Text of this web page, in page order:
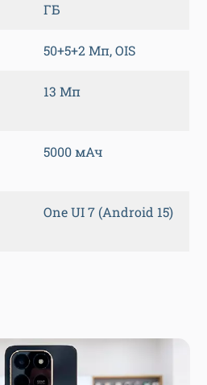
ГБ
50+5+2 Мп, OIS
13 Мп
5000 мАч
One UI 7 (Android 15)